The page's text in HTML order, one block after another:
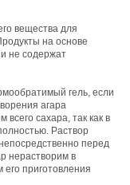
вещества для
на основе
не содержат
гель, если
агара
сахара, так как в
Раствор
перед
нерастворим в
приготовления